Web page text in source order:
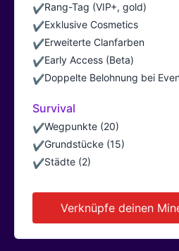
✔Rang-Tag (VIP+, gold)
✔Exklusive Cosmetics
✔Erweiterte Clanfarben
✔Early Access (Beta)
✔Doppelte Belohnung bei
Survival
✔Wegpunkte (20)
✔Grundstücke (15)
✔Städte (2)
Verknüpfe deinen